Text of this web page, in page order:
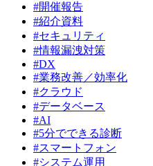
#開催報告
#紹介資料
#セキュリティ
#情報漏洩対策
#DX
#業務改善／効率化
#クラウド
#データベース
#AI
#5分でできる診断
#スマートフォン
#システム運用